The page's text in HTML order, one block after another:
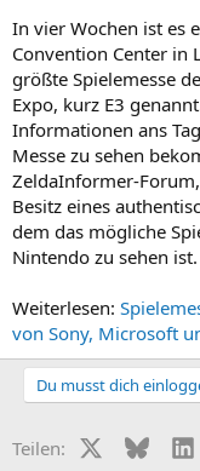
In vier Wochen ist es
Convention Center in
größte Spielemesse
Expo, kurz E3
Informationen ans
Messe zu sehen
ZeldaInformer-
Besitz eines
dem das mögliche
Nintendo zu sehen ist.
Weiterlesen:
von Sony, Microsoft
Du musst dich
Teilen: X (Twitter)
Bluesky